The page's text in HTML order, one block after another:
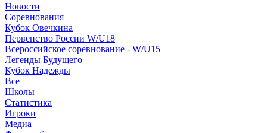
Новости
Соревнования
Кубок Овечкина
Первенство России W/U18
Всероссийское соревнование - W/U15
Легенды Будущего
Кубок Надежды
Все
Школы
Статистика
Игроки
Медиа